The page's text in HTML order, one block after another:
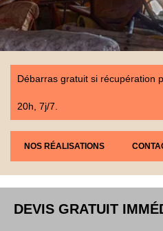
Débarras gratuit si récupération
20h, 7j/7.
NOS RÉALISATIONS
DEVIS GRATUIT